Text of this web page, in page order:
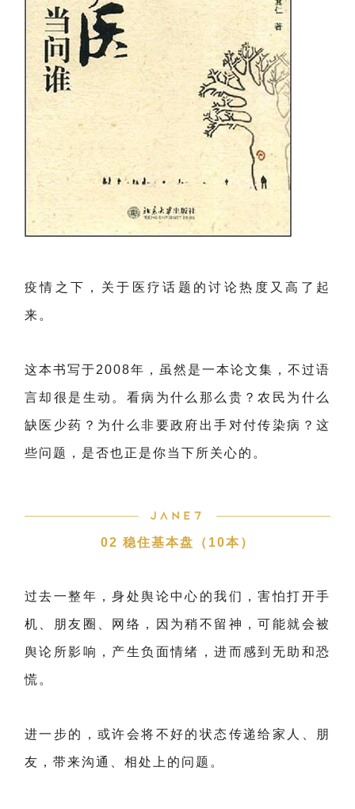
疫情之下，关于医疗话题的讨论热度又高了起
来。
这本书写于2008年，虽然是一本论文集，不过语
言却很是生动。看病为什么那么贵？农民为什么
缺医少药？为什么非要政府出手对付传染病？这
些问题，是否也正是你当下所关心的。
02 稳住基本盘（10本）
过去一整年，身处舆论中心的我们，害怕打开手
机、朋友圈、网络，因为稍不留神，可能就会被
舆论所影响，产生负面情绪，进而感到无助和恐
慌。
进一步的，或许会将不好的状态传递给家人、朋
友，带来沟通、相处上的问题。